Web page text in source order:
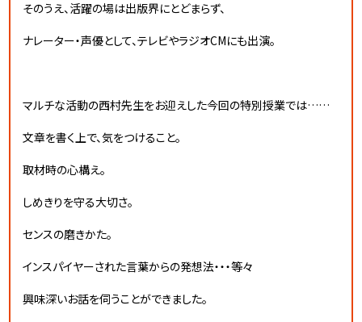
そのうえ、活躍の場は出版界にとどまらず、
ナレーター・声優として、テレビやラジオCMにも出演。
マルチな活動の西村先生をお迎えした今回の特別授業では……
文章を書く上で、気をつけること。
取材時の心構え。
しめきりを守る大切さ。
センスの磨きかた。
インスパイヤーされた言葉からの発想法・・・等々
興味深いお話を伺うことができました。